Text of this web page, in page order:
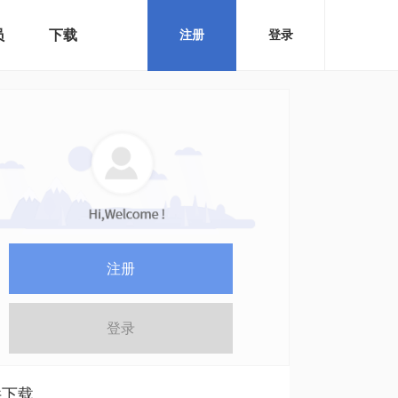
下载 注册 登录
注册
登录
载